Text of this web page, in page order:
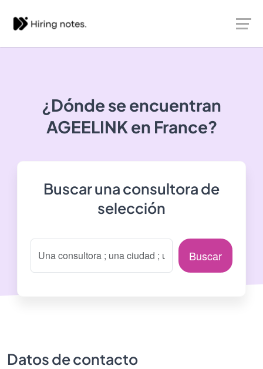
¿Dónde se encuentran
AGEELINK en France?
Buscar una consultora de
selección
Buscar
Datos de contacto